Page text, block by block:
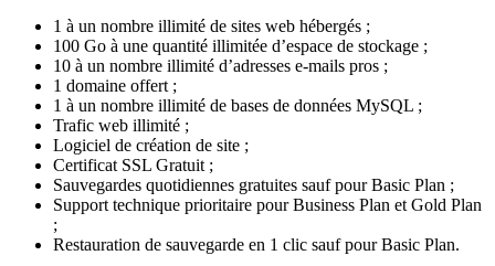
1 à un nombre illimité de sites web hébergés ;
100 Go à une quantité illimitée d’espace de stockage ;
10 à un nombre illimité d’adresses e-mails pros ;
1 domaine offert ;
1 à un nombre illimité de bases de données MySQL ;
Trafic web illimité ;
Logiciel de création de site ;
Certificat SSL Gratuit ;
Sauvegardes quotidiennes gratuites sauf pour Basic Plan ;
Support technique prioritaire pour Business Plan et Gold Plan
;
Restauration de sauvegarde en 1 clic sauf pour Basic Plan.